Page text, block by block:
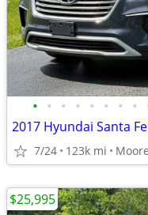
• • • • • • • •
2017 Hyundai Santa
7/24 123k mi
$25,995